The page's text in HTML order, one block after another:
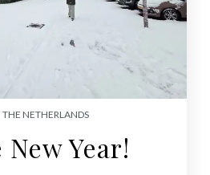
THE NETHERLANDS
Year!